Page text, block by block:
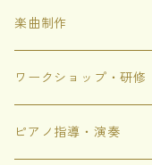
トゲトゲのシャボン
にじいろちきゅうがっ
ありがありがとう
楽曲制作
ワークショップ・研修
ピアノ指導・演奏